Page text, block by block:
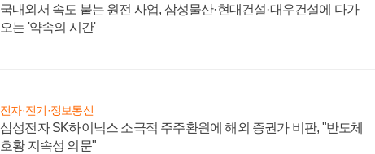
국내외서 속도 붙는 원전 사업, 삼성물산·현대건설·대우건설에 다가
오는 '약속의 시간'
전자·전기·정보통신
삼성전자 SK하이닉스 소극적 주주환원에 해외 증권가 비판, "반도체
호황 지속성 의문"